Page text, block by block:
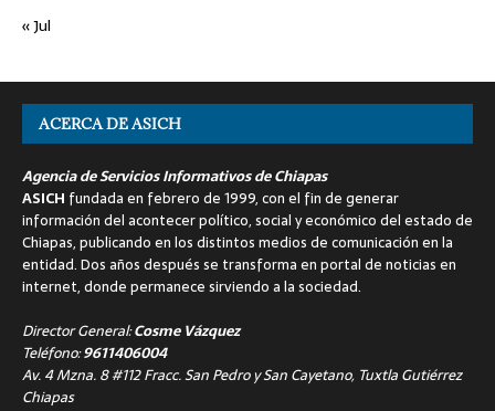
« Jul
ACERCA DE ASICH
Agencia de Servicios Informativos de Chiapas
ASICH fundada en febrero de 1999, con el fin de generar
información del acontecer político, social y económico del estado de
Chiapas, publicando en los distintos medios de comunicación en la
entidad. Dos años después se transforma en portal de noticias en
internet, donde permanece sirviendo a la sociedad.
Director General:Cosme Vázquez
Teléfono:9611406004
Av. 4 Mzna. 8 #112 Fracc. San Pedro y San Cayetano, Tuxtla Gutiérrez
Chiapas